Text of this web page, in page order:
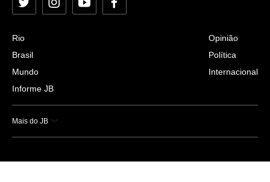
Twitter InstagramYouTubeFacebook
Rio
Brasil
Mundo
Informe JB
Opinião
Política
Internacional
Mais do JB
Esportes